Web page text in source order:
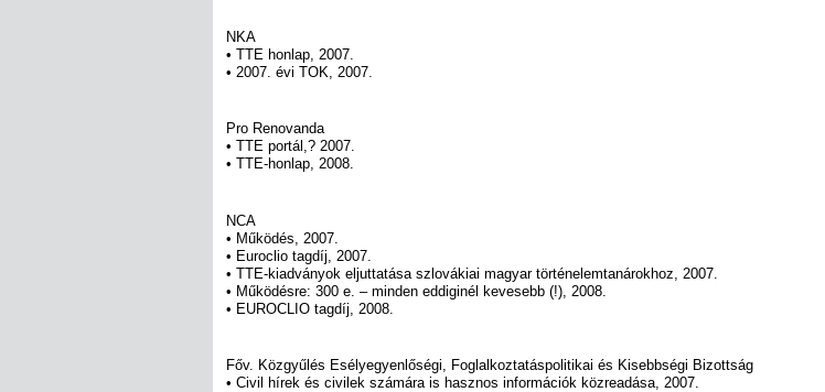
NKA
• TTE honlap, 2007.
• 2007. évi TOK, 2007.
Pro Renovanda
• TTE portál,? 2007.
• TTE-honlap, 2008.
NCA
• Működés, 2007.
• Euroclio tagdíj, 2007.
• TTE-kiadványok eljuttatása szlovákiai magyar történelemtanárokhoz, 2007.
• Működésre: 300 e. – minden eddiginél kevesebb (!), 2008.
• EUROCLIO tagdíj, 2008.
Főv. Közgyűlés Esélyegyenlőségi, Foglalkoztatáspolitikai és Kisebbségi Bizottság
• Civil hírek és civilek számára is hasznos információk közreadása, 2007.